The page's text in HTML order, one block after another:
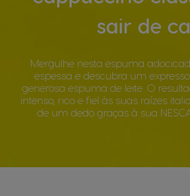
sair de
Mergulhe nesta espuma
espessa e descubra um
generosa espuma de leite. O
intenso, rico e fiel às suas raízes
de um dedo graças à sua